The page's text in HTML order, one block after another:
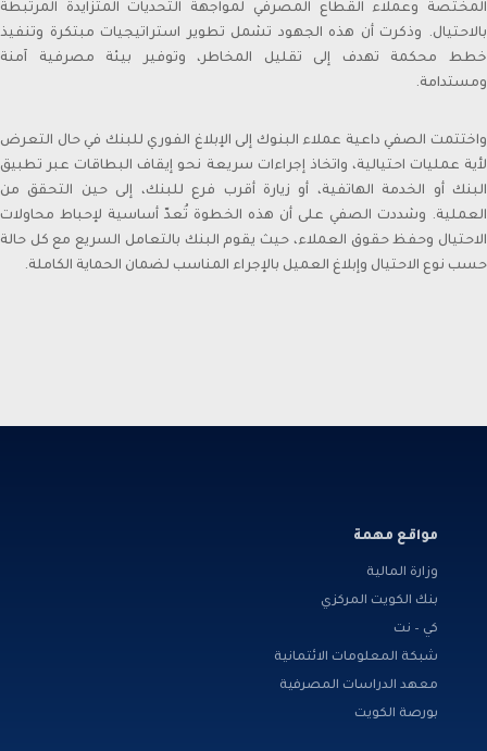
المختصة وعملاء القطاع المصرفي لمواجهة التحديات المتزايدة المرتبطة
بالاحتيال. وذكرت أن هذه الجهود تشمل تطوير استراتيجيات مبتكرة وتنفيذ
خطط محكمة تهدف إلى تقليل المخاطر، وتوفير بيئة مصرفية آمنة
ومستدامة.
واختتمت الصفي داعية عملاء البنوك إلى الإبلاغ الفوري للبنك في حال التعرض
لأية عمليات احتيالية، واتخاذ إجراءات سريعة نحو إيقاف البطاقات عبر تطبيق
البنك أو الخدمة الهاتفية، أو زيارة أقرب فرع للبنك، إلى حين التحقق من
العملية. وشددت الصفي على أن هذه الخطوة تُعدّ أساسية لإحباط محاولات
الاحتيال وحفظ حقوق العملاء، حيث يقوم البنك بالتعامل السريع مع كل حالة
حسب نوع الاحتيال وإبلاغ العميل بالإجراء المناسب لضمان الحماية الكاملة.
مواقع مهمة
وزارة المالية
بنك الكويت المركزي
كي – نت
شبكة المعلومات الائتمانية
معهد الدراسات المصرفية
بورصة الكويت